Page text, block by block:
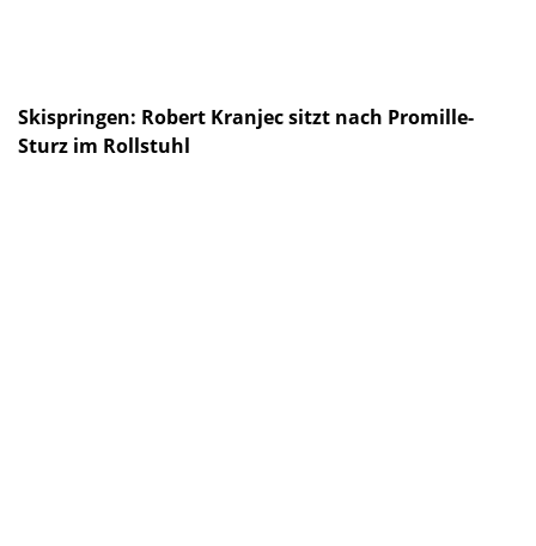
Skispringen: Robert Kranjec sitzt nach Promille-
Sturz im Rollstuhl